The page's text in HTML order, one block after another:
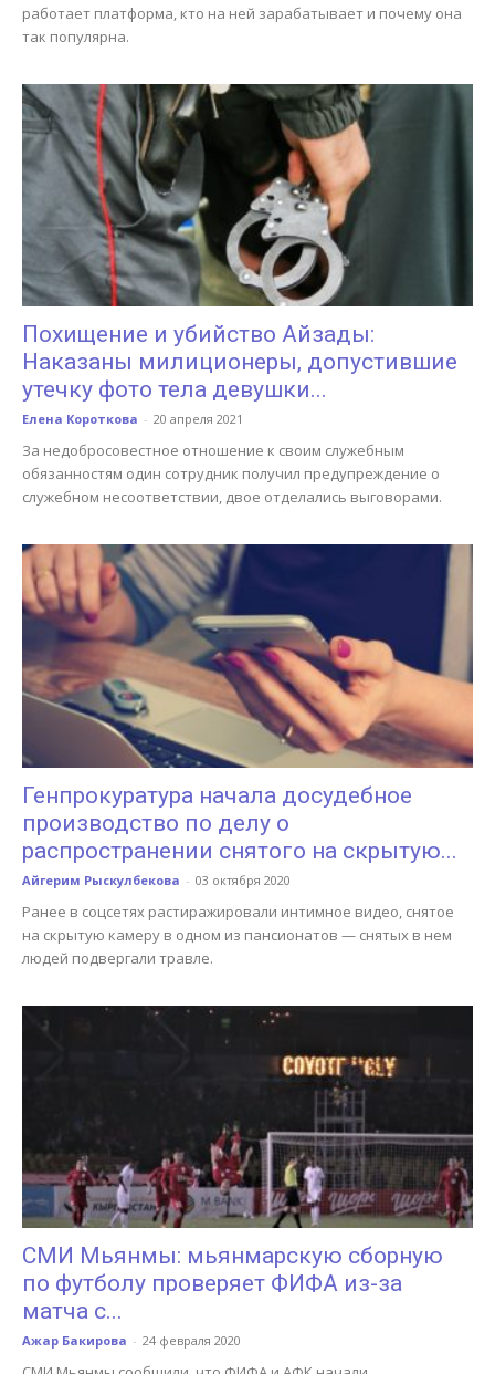
работает платформа, кто на ней зарабатывает и почему она
так популярна.
Похищение и убийство Айзады:
Наказаны милиционеры, допустившие
утечку фото тела девушки...
Елена Короткова - 20 апреля 2021
За недобросовестное отношение к своим служебным
обязанностям один сотрудник получил предупреждение о
служебном несоответствии, двое отделались выговорами.
Генпрокуратура начала досудебное
производство по делу о
распространении снятого на скрытую...
Айгерим Рыскулбекова - 03 октября 2020
Ранее в соцсетях растиражировали интимное видео, снятое
на скрытую камеру в одном из пансионатов — снятых в нем
людей подвергали травле.
СМИ Мьянмы: мьянмарскую сборную
по футболу проверяет ФИФА из-за
матча с...
Ажар Бакирова - 24 февраля 2020